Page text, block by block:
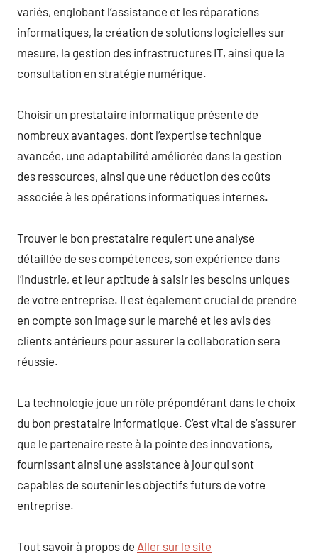
variés, englobant l’assistance et les réparations
informatiques, la création de solutions logicielles sur
mesure, la gestion des infrastructures IT, ainsi que la
consultation en stratégie numérique.
Choisir un prestataire informatique présente de
nombreux avantages, dont l’expertise technique
avancée, une adaptabilité améliorée dans la gestion
des ressources, ainsi que une réduction des coûts
associée à les opérations informatiques internes.
Trouver le bon prestataire requiert une analyse
détaillée de ses compétences, son expérience dans
l’industrie, et leur aptitude à saisir les besoins uniques
de votre entreprise. Il est également crucial de prendre
en compte son image sur le marché et les avis des
clients antérieurs pour assurer la collaboration sera
réussie.
La technologie joue un rôle prépondérant dans le choix
du bon prestataire informatique. C’est vital de s’assurer
que le partenaire reste à la pointe des innovations,
fournissant ainsi une assistance à jour qui sont
capables de soutenir les objectifs futurs de votre
entreprise.
Tout savoir à propos de Aller sur le site